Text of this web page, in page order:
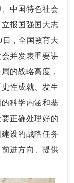
中国特色社会
报国强国大志
日，全国教育大
并发表重要讲
的战略高度，
性成就、发生
科学内涵和基
正确处理好的
设的战略任务
进方向、提供